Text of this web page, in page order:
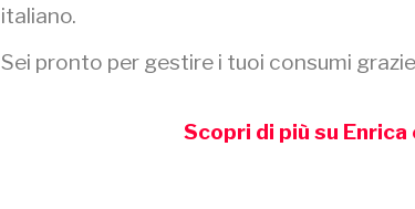
italiano.
Sei pronto per gestire i tuoi consumi
Scopri di più su